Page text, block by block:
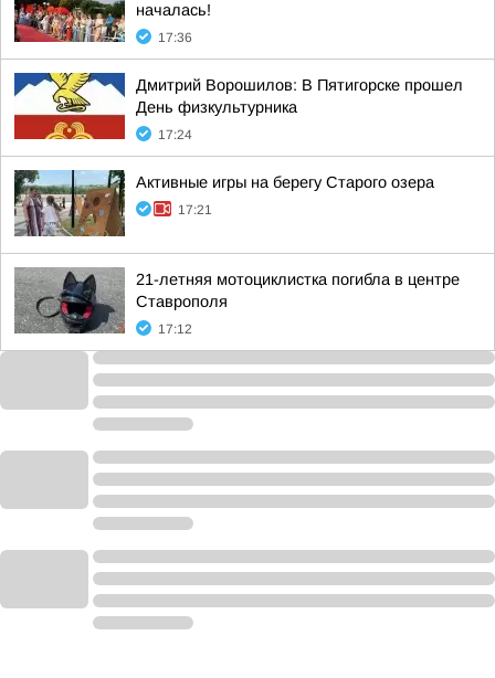
началась!
17:36
Дмитрий Ворошилов: В Пятигорске прошел
День физкультурника
17:24
Активные игры на берегу Старого озера
17:21
21-летняя мотоциклистка погибла в центре
Ставрополя
17:12